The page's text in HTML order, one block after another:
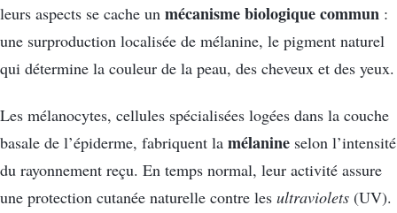
leurs aspects se cache un mécanisme biologique commun :
une surproduction localisée de mélanine, le pigment naturel
qui détermine la couleur de la peau, des cheveux et des yeux.
Les mélanocytes, cellules spécialisées logées dans la couche
basale de l’épiderme, fabriquent la mélanine selon l’intensité
du rayonnement reçu. En temps normal, leur activité assure
une protection cutanée naturelle contre les ultraviolets (UV).